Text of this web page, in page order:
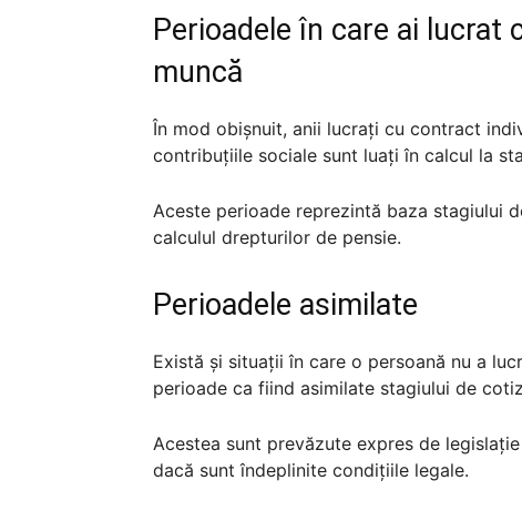
Perioadele în care ai lucrat
muncă
În mod obișnuit, anii lucrați cu contract
contribuțiile sociale sunt luați în calcul la
Aceste perioade reprezintă baza stagiului
calculul drepturilor de pensie.
Perioadele asimilate
Există și situații în care o persoană nu a
perioade ca fiind asimilate stagiului de
Acestea sunt prevăzute expres de
dacă sunt îndeplinite condițiile legale.